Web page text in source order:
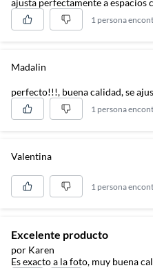
ajusta perfectamente a espacios
1 persona
Madalin
perfecto!!!, buena calidad, se
1 persona
Valentina
1 persona
Excelente producto
por Karen
Es exacto a la foto, muy buena